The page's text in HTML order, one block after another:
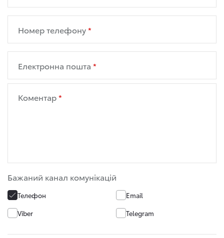
Номер телефону
Електронна пошта
Коментар
Бажаний канал комунікацій
Телефон
Email
Viber
Telegram